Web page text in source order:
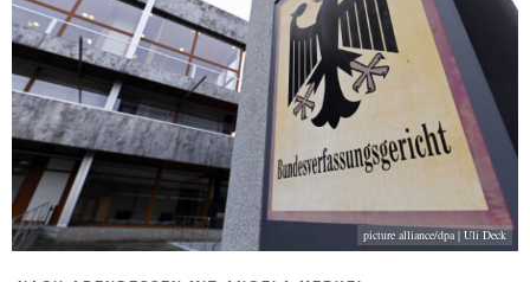
picture alliance/dpa | Uli Deck